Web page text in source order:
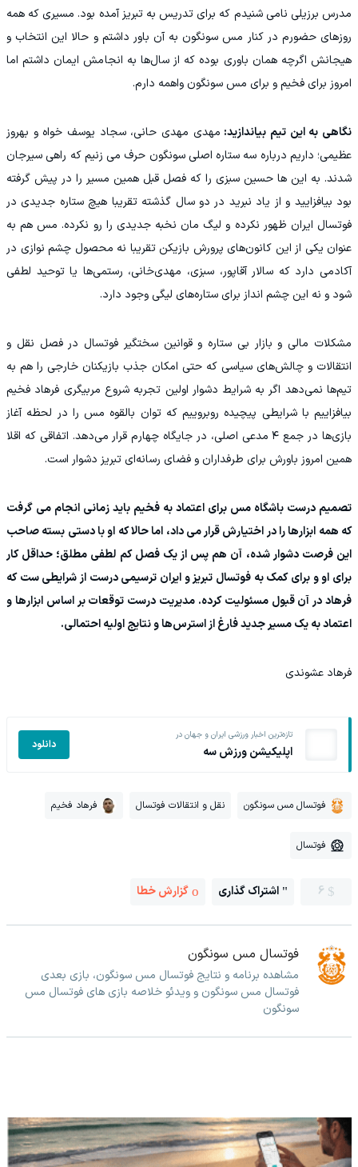
مدرس برزیلی نامی شنیدم که برای تدریس به تبریز آمده بود. مسیری که همه
روزهای حضورم در کنار مس سونگون به آن باور داشتم و حالا این انتخاب و
هیجانش اگرچه همان باوری بوده که از سال‌ها به انجامش ایمان داشتم اما
امروز برای فخیم و برای مس سونگون واهمه دارم.
نگاهی به این تیم بیاندازید: مهدی مهدی حانی، سجاد یوسف خواه و بهروز
عظیمی؛ داریم درباره سه ستاره اصلی سونگون حرف می زنیم که راهی سیرجان
شدند. به این ها حسین سبزی را که فصل قبل همین مسیر را در پیش گرفته
بود بیافزایید و از یاد نبرید در دو سال گذشته تقریبا هیچ ستاره جدیدی در
فوتسال ایران ظهور نکرده و لیگ مان نخبه جدیدی را رو نکرده. مس هم به
عنوان یکی از این کانون‌های پرورش بازیکن تقریبا نه محصول چشم نوازی در
آکادمی دارد که سالار آقاپور، سبزی، مهدی‌خانی، رستمی‌ها یا توحید لطفی
شود و نه این چشم انداز برای ستاره‌های لیگی وجود دارد.
مشکلات مالی و بازار بی ستاره و قوانین سختگیر فوتسال در فصل نقل و
انتقالات و چالش‌های سیاسی که حتی امکان جذب بازیکنان خارجی را هم به
تیم‌ها نمی‌دهد اگر به شرایط دشوار اولین تجربه شروع مربیگری فرهاد فخیم
بیافزاییم با شرایطی پیچیده روبروییم که توان بالقوه مس را در لحظه آغاز
بازی‌ها در جمع ۴ مدعی اصلی، در جایگاه چهارم قرار می‌دهد. اتفاقی که اقلا
همین امروز باورش برای طرفداران و فضای رسانه‌ای تبریز دشوار است.
تصمیم درست باشگاه مس برای اعتماد به فخیم باید زمانی انجام می گرفت
که همه ابزارها را در اختیارش قرار می داد، اما حالا که او با دستی بسته صاحب
این فرصت دشوار شده، آن هم پس از یک فصل کم لطفی مطلق؛ حداقل کار
برای او و برای کمک به فوتسال تبریز و ایران ترسیمی درست از شرایطی ست که
فرهاد در آن قبول مسئولیت کرده. مدیریت درست توقعات بر اساس ابزارها و
اعتماد به یک مسیر جدید فارغ از استرس‌ها و نتایج اولیه احتمالی.
فرهاد عشوندی
تازه‌ترین اخبار ورزشی ایران و جهان در
اپلیکیشن ورزش سه دانلود
فوتسال مس سونگون نقل و انتقالات فوتسال فرهاد فخیم
فوتسال
6 اشتراک گذاری گزارش خطا
فوتسال مس سونگون
مشاهده برنامه و نتایج فوتسال مس سونگون، بازی بعدی
فوتسال مس سونگون و ویدئو خلاصه بازی های فوتسال مس
سونگون